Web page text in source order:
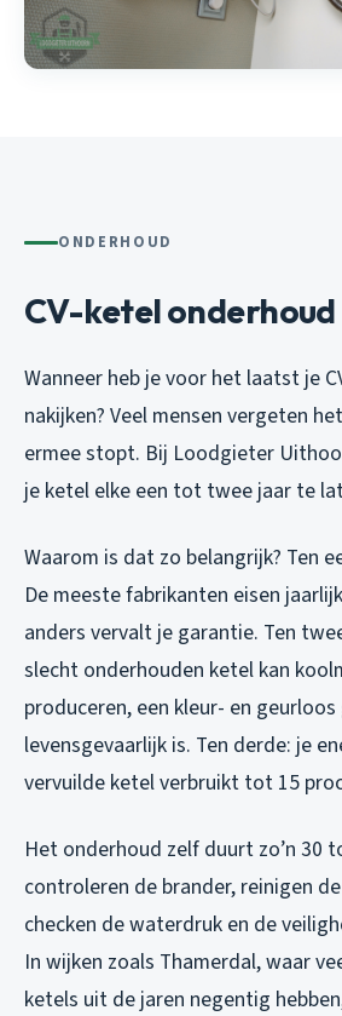
ONDERHOUD
CV-ketel
Wanneer heb je voor het laatst je
nakijken? Veel mensen vergeten
ermee stopt. Bij Loodgieter
je ketel elke een tot twee jaar te
Waarom is dat zo belangrijk? Ten
De meeste fabrikanten eisen
anders vervalt je garantie. Ten
slecht onderhouden ketel kan
produceren, een kleur- en
levensgevaarlijk is. Ten derde: je
vervuilde ketel verbruikt tot 15
Het onderhoud zelf duurt zo’n 30
controleren de brander, reinigen
checken de waterdruk en de
In wijken zoals Thamerdal, waar
ketels uit de jaren negentig